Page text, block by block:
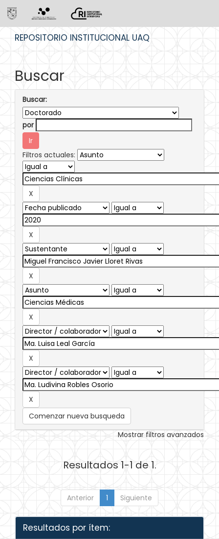
REPOSITORIO INSTITUCIONAL UAQ
Buscar
Buscar:
por
Filtros actuales:
Comenzar nueva busqueda
Mostrar filtros avanzados
Resultados 1-1 de 1.
Anterior 1 Siguiente
Resultados por ítem: